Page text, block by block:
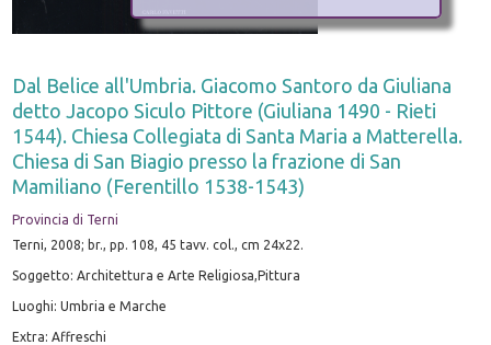
Dal Belice all'Umbria. Giacomo Santoro da Giuliana
detto Jacopo Siculo Pittore (Giuliana 1490 - Rieti
1544). Chiesa Collegiata di Santa Maria a Matterella.
Chiesa di San Biagio presso la frazione di San
Mamiliano (Ferentillo 1538-1543)
Provincia di Terni
Terni, 2008; br., pp. 108, 45 tavv. col., cm 24x22.
Soggetto: Architettura e Arte Religiosa,Pittura
Luoghi: Umbria e Marche
Extra: Affreschi